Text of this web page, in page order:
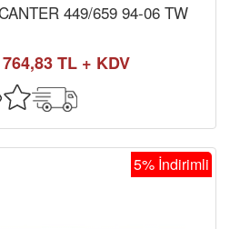
449/659 94-06 TW
TL + KDV
5% İndirimli